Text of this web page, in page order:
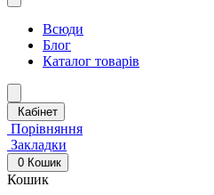
Всюди
Блог
Каталог товарів
Кабінет
Порівняння
Закладки
0 Кошик
Кошик